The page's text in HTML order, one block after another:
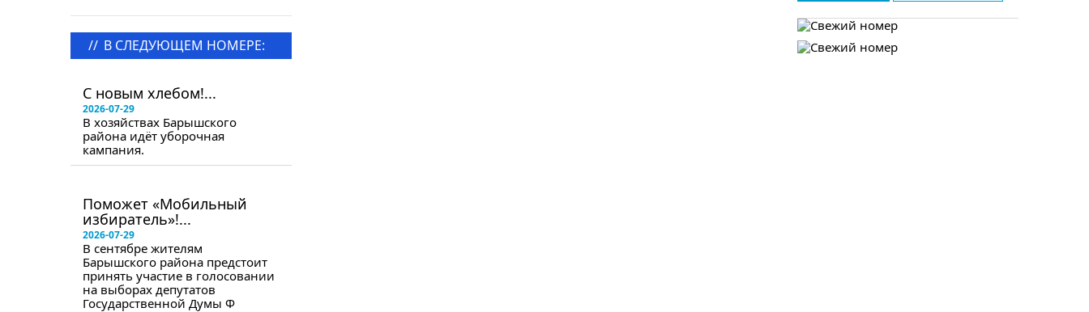
// В СЛЕДУЮЩЕМ НОМЕРЕ:
С новым хлебом!...
2026-07-29
В хозяйствах Барышского
района идёт уборочная
кампания.
Поможет «Мобильный
избиратель»!...
2026-07-29
В сентябре жителям
Барышского района предстоит
принять участие в голосовании
на выборах депутатов
Государственной Думы Ф